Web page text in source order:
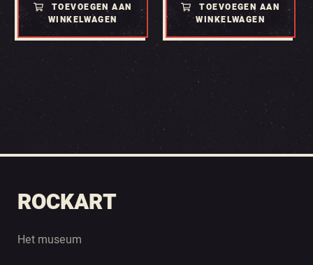
TOEVOEGEN AAN
WINKELWAGEN
TOEVOEGEN AAN
WINKELWAGEN
ROCKART
Het museum